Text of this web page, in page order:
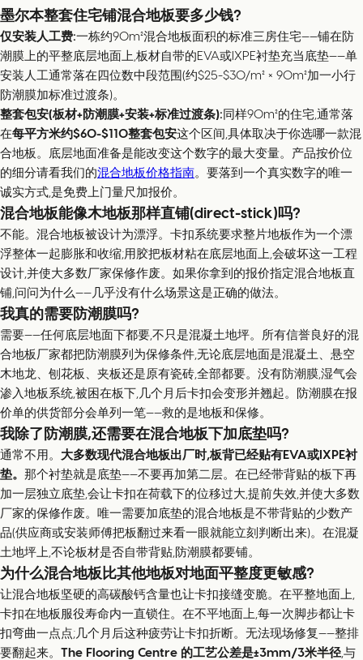
墨尔本整套住宅铺混合地板要多少钱?
仅安装人工费:一栋约90m²混合地板面积的标准三房住宅——铺在防
潮膜上的平整底层地面上,板材自带的EVA或IXPE衬垫充当底垫——单
安装人工通常落在四位数中段范围(约$25-$30/m² × 90m²加一小行
防潮膜加标准过渡条)。
整套包安(板材+防潮膜+安装+标准过渡条):同样90m²的住宅,通常落
在每平方米约$60-$110整套包安这个区间,具体取决于你选哪一款混
合地板。底层地面准备是能改变这个数字的最大变量。产品按价位
的细分请看我们的混合地板价格指南。要落到一个真实数字的唯一
诚实方式,是免费上门量尺加报价。
混合地板能像木地板那样直铺(direct-stick)吗?
不能。混合地板被设计为漂浮。卡扣系统要求整片地板作为一个漂
浮整体一起膨胀和收缩;用胶把板材粘在底层地面上,会破坏这一工程
设计,并使大多数厂家保修作废。如果你拿到的报价指定混合地板直
铺,问问为什么——几乎没有什么场景这是正确的做法。
我真的需要防潮膜吗?
需要——任何底层地面下都要,不只是混凝土地坪。所有信誉良好的混
合地板厂家都把防潮膜列为保修条件,无论底层地面是混凝土、悬空
木地龙、刨花板、夹板还是原有瓷砖,全部都要。没有防潮膜,湿气会
渗入地板系统,被困在板下,几个月后卡扣会变形并翘起。防潮膜在报
价单的供货部分会单列一笔——救的是地板和保修。
我除了防潮膜,还需要在混合地板下加底垫吗?
通常不用。 大多数现代混合地板出厂时,板背已经贴有EVA或IXPE衬
垫。 那个衬垫就是底垫——不要再加第二层。在已经带背贴的板下再
加一层独立底垫,会让卡扣在荷载下的位移过大,提前失效,并使大多数
厂家的保修作废。唯一需要加底垫的混合地板是不带背贴的少数产
品(供应商或安装师傅把板翻过来看一眼就能立刻判断出来)。在混凝
土地坪上,不论板材是否自带背贴,防潮膜都要铺。
为什么混合地板比其他地板对地面平整度更敏感?
让混合地板坚硬的高碳酸钙含量也让卡扣接缝变脆。在平整地面上,
卡扣在地板服役寿命内一直锁住。在不平地面上,每一次脚步都让卡
扣弯曲一点点;几个月后这种疲劳让卡扣折断。无法现场修复——整排
要翻起来。 The Flooring Centre 的工艺公差是±3mm/3米半径,与